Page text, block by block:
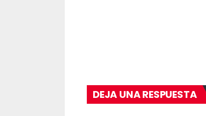
DEJA UNA RESPUESTA